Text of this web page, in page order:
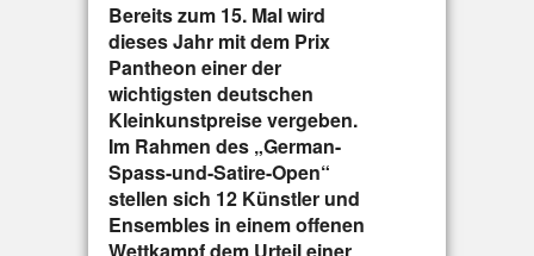
Bereits zum 15. Mal wird
dieses Jahr mit dem Prix
Pantheon einer der
wichtigsten deutschen
Kleinkunstpreise vergeben.
Im Rahmen des „German-
Spass-und-Satire-Open“
stellen sich 12 Künstler und
Ensembles in einem offenen